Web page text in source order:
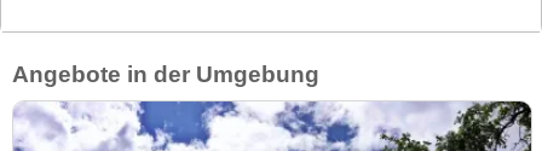
Angebote in der Umgebung